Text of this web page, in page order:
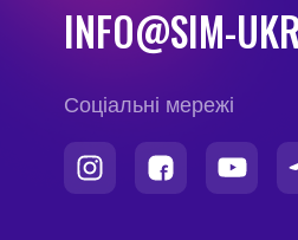
INFO@SIM-
Соціальні мережі